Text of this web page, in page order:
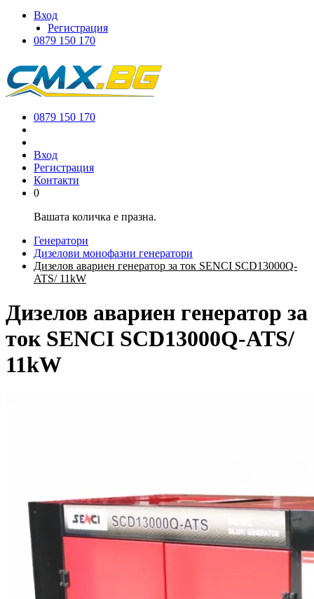
Вход
Регистрация
0879 150 170
0879 150 170
Вход
Регистрация
Контакти
0
Вашата количка е празна.
Генератори
Дизелови монофазни генератори
Дизелов авариен генератор за ток SENCI SCD13000Q-
ATS/ 11kW
Дизелов авариен генератор за
ток SENCI SCD13000Q-ATS/
11kW